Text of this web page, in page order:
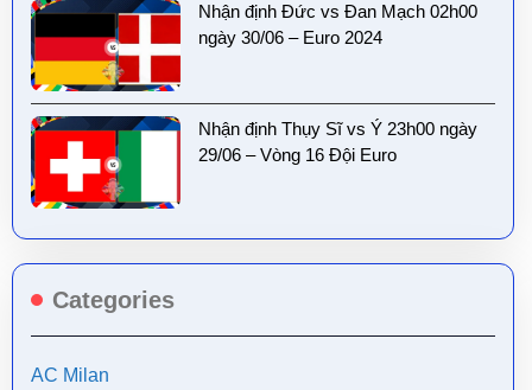
Nhận định Đức vs Đan Mạch 02h00
ngày 30/06 – Euro 2024
Nhận định Thụy Sĩ vs Ý 23h00 ngày
29/06 – Vòng 16 Đội Euro
Categories
AC Milan